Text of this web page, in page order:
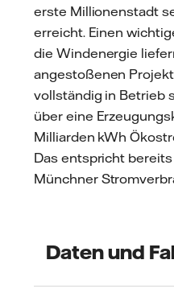
erste Millionenstadt
erreicht. Einen
die Windenergie
angestoßenen
vollständig in Betrieb
über eine
Milliarden kWh
Das entspricht
Münchner
Daten und